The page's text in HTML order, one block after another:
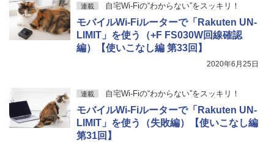
連載 自宅Wi-Fiの“わからない”をスッキリ！
モバイルWi-Fiルーターで「Rakuten UN-
LIMIT」を使う（+F FS030W回線確認
編）【使いこなし編 第33回】
2020年6月25日
連載 自宅Wi-Fiの“わからない”をスッキリ！
モバイルWi-Fiルーターで「Rakuten UN-
LIMIT」を使う（失敗編）【使いこなし編
第31回】